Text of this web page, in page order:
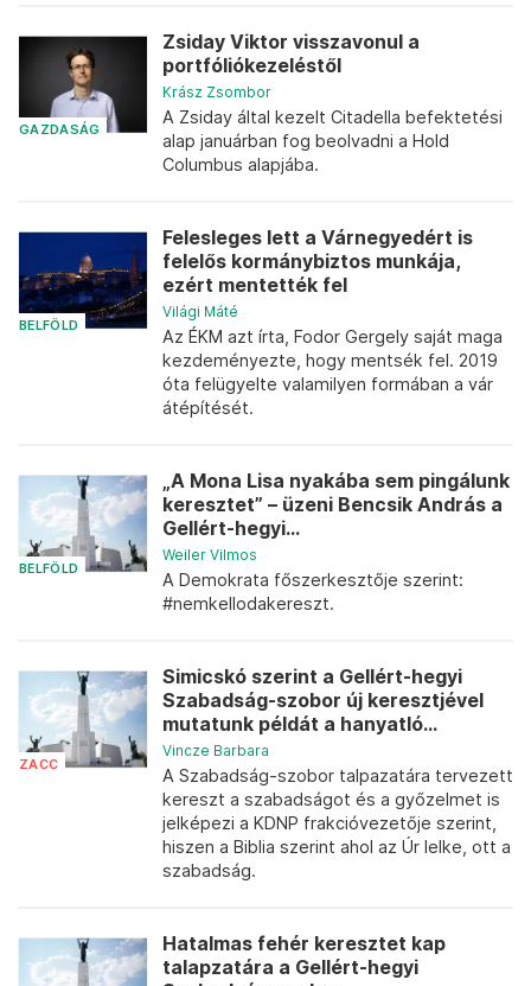
GAZDASÁG
Zsiday Viktor visszavonul a
portfóliókezeléstől
Krász Zsombor
A Zsiday által kezelt Citadella befektetési
alap januárban fog beolvadni a Hold
Columbus alapjába.
BELFÖLD
Felesleges lett a Várnegyedért is
felelős kormánybiztos munkája,
ezért mentették fel
Világi Máté
Az ÉKM azt írta, Fodor Gergely saját maga
kezdeményezte, hogy mentsék fel. 2019
óta felügyelte valamilyen formában a vár
átépítését.
BELFÖLD
„A Mona Lisa nyakába sem pingálunk
keresztet” – üzeni Bencsik András a
Gellért-hegyi...
Weiler Vilmos
A Demokrata főszerkesztője szerint:
#nemkellodakereszt.
ZACC
Simicskó szerint a Gellért-hegyi
Szabadság-szobor új keresztjével
mutatunk példát a hanyatló...
Vincze Barbara
A Szabadság-szobor talpazatára tervezett
kereszt a szabadságot és a győzelmet is
jelképezi a KDNP frakcióvezetője szerint,
hiszen a Biblia szerint ahol az Úr lelke, ott a
szabadság.
Hatalmas fehér keresztet kap
talapzatára a Gellért-hegyi